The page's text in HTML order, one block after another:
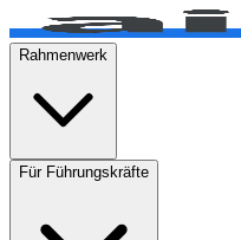
Rahmenwerk
Für Führungskräfte